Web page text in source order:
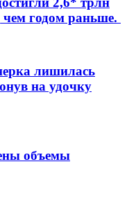
годом раньше.
лишилась
на удочку
объемы